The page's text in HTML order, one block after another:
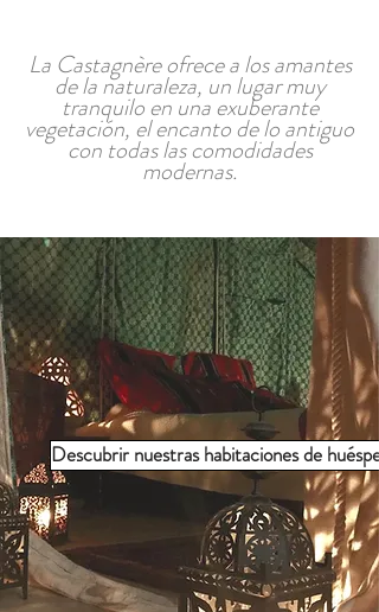
La Castagnère ofrece a los amantes
de la naturaleza, un lugar muy
tranquilo en una exuberante
vegetación, el encanto de lo antiguo
con todas las comodidades
modernas.
Descubrir nuestras habitaciones de